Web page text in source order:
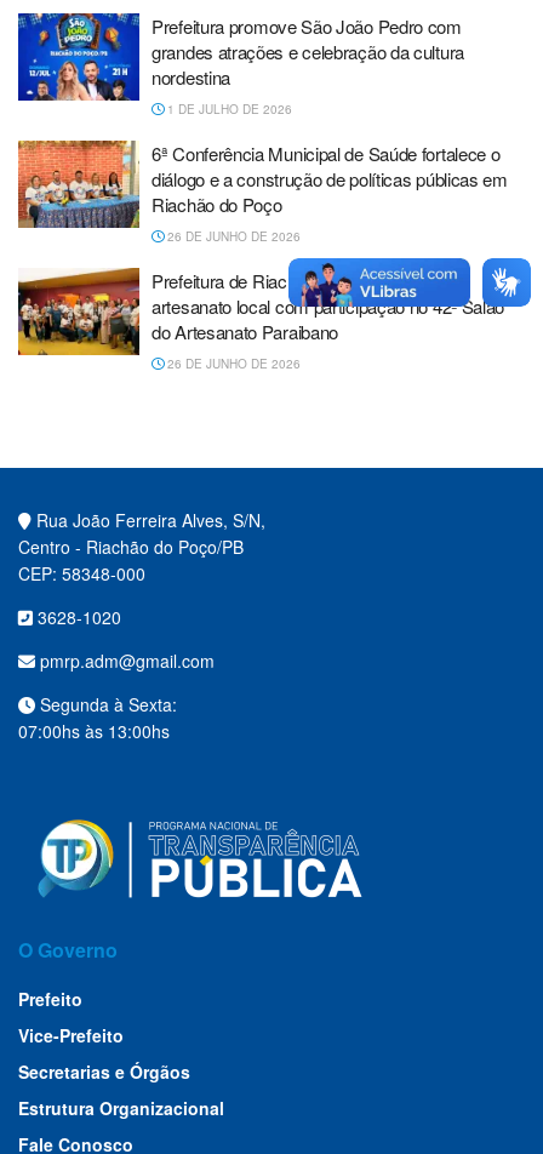
Prefeitura promove São João Pedro com
grandes atrações e celebração da cultura
nordestina
1 DE JULHO DE 2026
6ª Conferência Municipal de Saúde fortalece o
diálogo e a construção de políticas públicas em
Riachão do Poço
26 DE JUNHO DE 2026
Prefeitura de Riachão do Poço fortalece o
artesanato local com participação no 42º Salão
do Artesanato Paraibano
26 DE JUNHO DE 2026
Rua João Ferreira Alves, S/N,
Centro - Riachão do Poço/PB
CEP: 58348-000
3628-1020
pmrp.adm@gmail.com
Segunda à Sexta:
07:00hs às 13:00hs
O Governo
Prefeito
Vice-Prefeito
Secretarias e Órgãos
Estrutura Organizacional
Fale Conosco